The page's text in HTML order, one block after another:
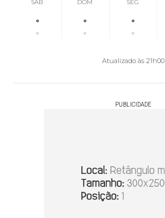
SÁB
°
°
DOM
°
°
SEG
°
°
Atualizado às 21h00
PUBLICIDADE